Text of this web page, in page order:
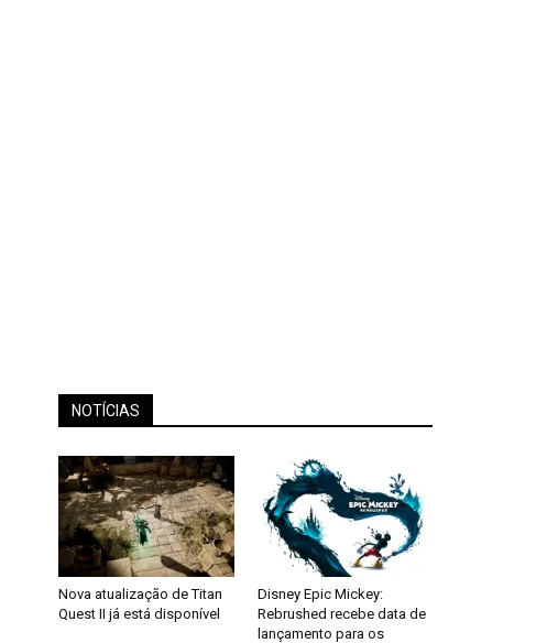
NOTÍCIAS
Nova atualização de Titan
Quest II já está disponível
Disney Epic Mickey:
Rebrushed recebe data de
lançamento para os